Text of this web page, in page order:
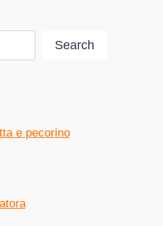
Search
e pecorino